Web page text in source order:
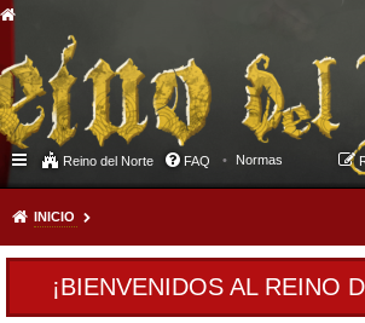
Reino del Norte FAQ Normas
INICIO
¡BIENVENIDOS AL REINO